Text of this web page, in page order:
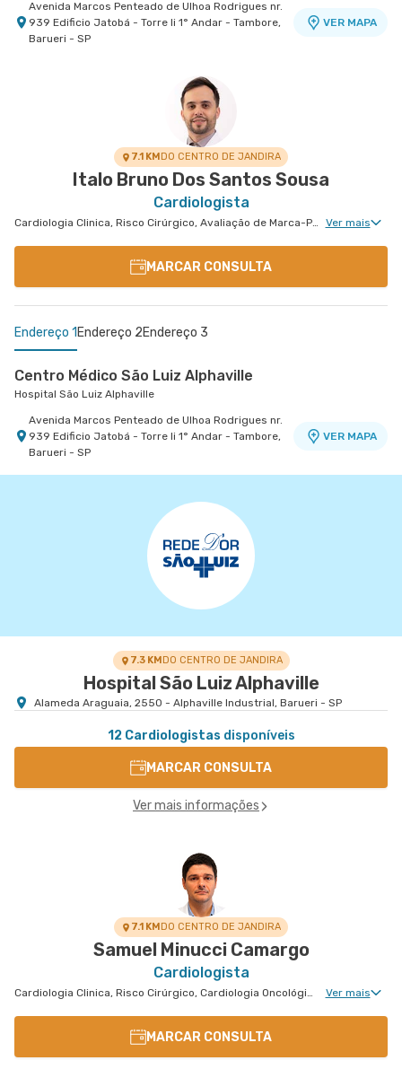
Avenida Marcos Penteado de Ulhoa Rodrigues nr.
939 Edificio Jatobá - Torre Ii 1° Andar - Tambore,
Barueri - SP
VER MAPA
Rua Engenheiro Oscar Americano nr. 1010 -
Rua Doutor Alceu de Campos Rodrigues nr. 46
Cardiologia D'Or Edifício Visionaire - Vila Nova
Rua Jose de Melo nr. 180 - Vila Dora, Santo Andre
7.1 KMDO CENTRO DE JANDIRA
Italo Bruno Dos Santos Sousa
Cardiologista
Cardiologia Clinica, Risco Cirúrgico, Avaliação de Marca-Passo, Desfibrilador e Ressincronizador, Arritmologia Ver mais
MARCAR CONSULTA
Endereço 1 Endereço 2Endereço 3
Centro Médico São Luiz Alphaville
Hospital São Luiz Alphaville
Avenida Marcos Penteado de Ulhoa Rodrigues nr.
939 Edificio Jatobá - Torre Ii 1° Andar - Tambore,
Barueri - SP
VER MAPA
Centro Médico São Luiz Morumbi - Unidade Oscar
Rua Engenheiro Oscar Americano nr. 1010 -
Morumbi, Sao Paulo - SP
Morumbi - Heart Instituto de Cardiologia
Avenida Dos Tajuras nr. 71 Ao Lado do Banco Itaú
Personnalite - Cidade Jardim, Sao Paulo - SP
7.3 KMDO CENTRO DE JANDIRA
Hospital São Luiz Alphaville
Alameda Araguaia, 2550 - Alphaville Industrial, Barueri - SP
12 Cardiologistas disponíveis
MARCAR CONSULTA
Ver mais informações
7.1 KMDO CENTRO DE JANDIRA
Samuel Minucci Camargo
Cardiologista
Cardiologia Clinica, Risco Cirúrgico, Cardiologia Oncológica, Cardiologia Hemodinâmica, Cardiologia Pediátrica, Avaliação de Cateterismo Cardíaco Ver mais
MARCAR CONSULTA